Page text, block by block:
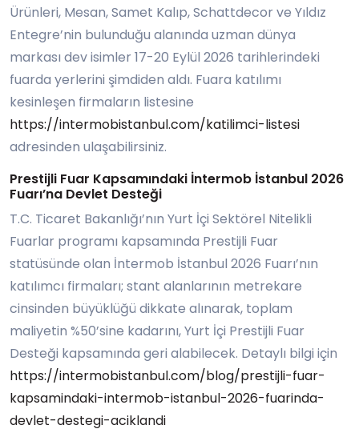
Ürünleri, Mesan, Samet Kalıp, Schattdecor ve Yıldız
Entegre’nin bulunduğu alanında uzman dünya
markası dev isimler 17-20 Eylül 2026 tarihlerindeki
fuarda yerlerini şimdiden aldı. Fuara katılımı
kesinleşen firmaların listesine
https://intermobistanbul.com/katilimci-listesi
adresinden ulaşabilirsiniz.
Prestijli Fuar Kapsamındaki İntermob İstanbul 2026
Fuarı’na Devlet Desteği
T.C. Ticaret Bakanlığı’nın Yurt İçi Sektörel Nitelikli
Fuarlar programı kapsamında Prestijli Fuar
statüsünde olan İntermob İstanbul 2026 Fuarı’nın
katılımcı firmaları; stant alanlarının metrekare
cinsinden büyüklüğü dikkate alınarak, toplam
maliyetin %50’sine kadarını, Yurt İçi Prestijli Fuar
Desteği kapsamında geri alabilecek. Detaylı bilgi için
https://intermobistanbul.com/blog/prestijli-fuar-
kapsamindaki-intermob-istanbul-2026-fuarinda-
devlet-destegi-aciklandi